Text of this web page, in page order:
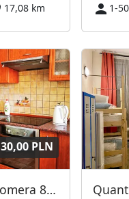
17,08 km
1-
30,00 PLN
Mieszkanie Kromera 8 osobowe